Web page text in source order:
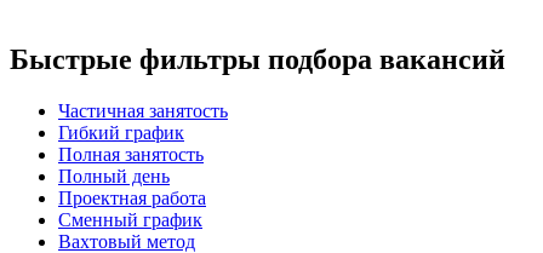
Быстрые фильтры подбора вакансий
Частичная занятость
Гибкий график
Полная занятость
Полный день
Проектная работа
Сменный график
Вахтовый метод